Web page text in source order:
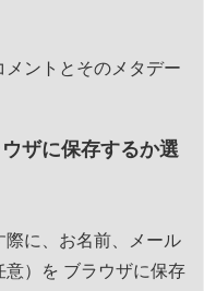
ントとそのメタデー
ザに保存するか選
に、お名前、メール
）を ブラウザに保存